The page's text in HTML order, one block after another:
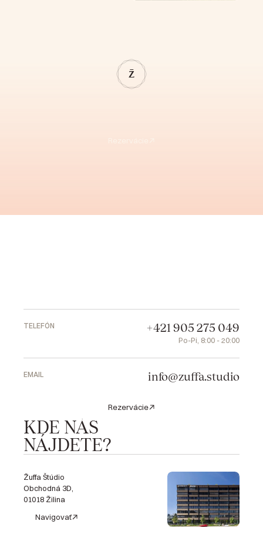
S NAMI
TELEFÓN +421 905 275 049
Po-Pi, 8:00 - 20:00
EMAIL info@zuffa.studio
Rezervácie
KDE NÁS
NÁJDETE?
Žuffa Štúdio
Obchodná 3D,
01018 Žilina
Navigovať